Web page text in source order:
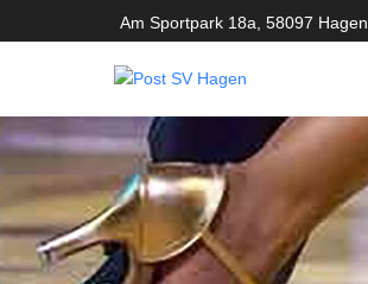
Am Sportpark 18a, 58097 Hagen